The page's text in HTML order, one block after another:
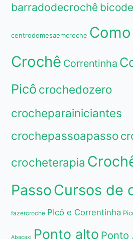
barradodecrochê
centrodemesaemcroche
Crochê Correntinha
Picô crochedozero
crocheparainiciantes
crochepassoapasso
crocheterapia
PassoCursos de
fazercroche PIcô e Correntinha
Abacaxi Ponto alto Ponto